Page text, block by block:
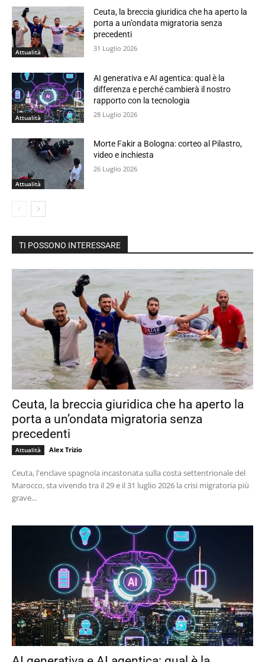
Attualità
Ceuta, la breccia giuridica che ha aperto la
porta a un’ondata migratoria senza
precedenti
31 Luglio 2026
Attualità
AI generativa e AI agentica: qual è la
differenza e perché cambierà il nostro
rapporto con la tecnologia
28 Luglio 2026
Attualità
Morte Fakir a Bologna: corteo al Pilastro,
video e inchiesta
26 Luglio 2026
TI POSSONO INTERESSARE
Ceuta, la breccia giuridica che ha aperto la
porta a un’ondata migratoria senza
precedenti
Attualità Alex Trizio
Ceuta, l'enclave spagnola incastonata sulla costa settentrionale del
Marocco, sta vivendo tra il 29 e il 31 luglio 2026 la crisi migratoria più
grave...